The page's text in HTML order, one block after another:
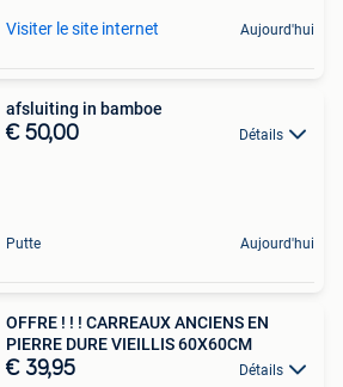
Visiter le site internet Aujourd'hui
afsluiting in bamboe
€ 50,00 Détails
Putte Aujourd'hui
OFFRE ! ! ! CARREAUX ANCIENS EN
PIERRE DURE VIEILLIS 60X60CM
€ 39,95 Détails